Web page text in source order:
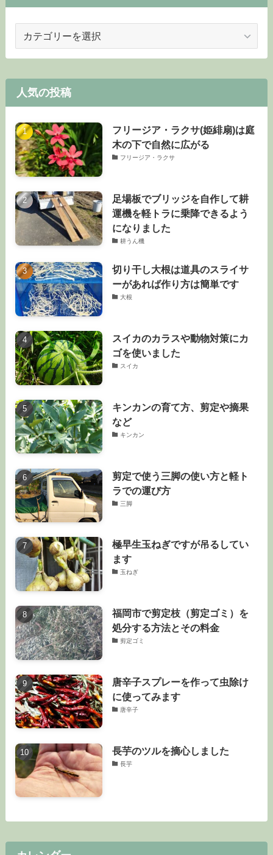
ゴ
ー
人気の投稿
フリージア・ラクサ(姫緋扇)は庭
木の下で自然に広がる
フリージア・ラクサ
足場板でブリッジを自作して耕
運機を軽トラに乗降できるよう
になりました
耕うん機
切り干し大根は道具のスライサ
ーがあれば作り方は簡単です
大根
スイカのカラスや動物対策にカ
ゴを使いました
スイカ
キンカンの育て方、剪定や摘果
など
キンカン
剪定で使う三脚の使い方と軽ト
ラでの運び方
三脚
極早生玉ねぎですが吊るしてい
ます
玉ねぎ
福岡市で剪定枝（剪定ゴミ）を
処分する方法とその料金
剪定ゴミ
唐辛子スプレーを作って虫除け
に使ってみます
唐辛子
長芋のツルを摘心しました
長芋